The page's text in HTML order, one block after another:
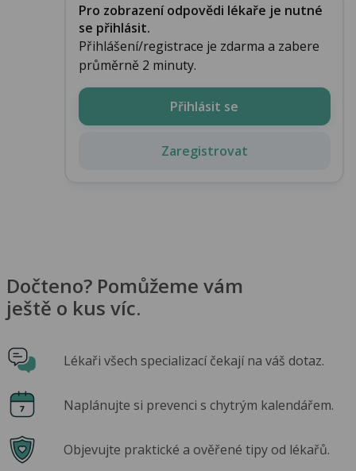
Pro zobrazení odpovědi lékaře je nutné
se přihlásit.
Přihlášení/registrace je zdarma a zabere
průměrně 2 minuty.
Přihlásit se
Zaregistrovat
Dočteno? Pomůžeme vám
ještě o kus víc.
Lékaři všech specializací čekají na váš dotaz.
Naplánujte si prevenci s chytrým kalendářem.
Objevujte praktické a ověřené tipy od lékařů.